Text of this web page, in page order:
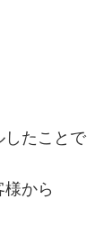
したことで
から